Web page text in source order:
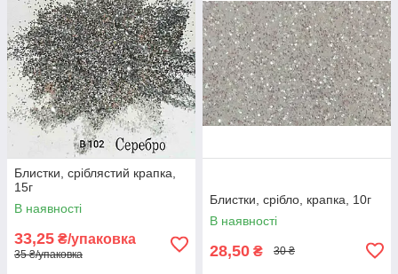
Блистки, сріблястий крапка,
15г
В наявності
33,25 ₴/упаковка
35 ₴/упаковка
Блистки, срібло, крапка, 10г
В наявності
28,50 ₴ 30 ₴